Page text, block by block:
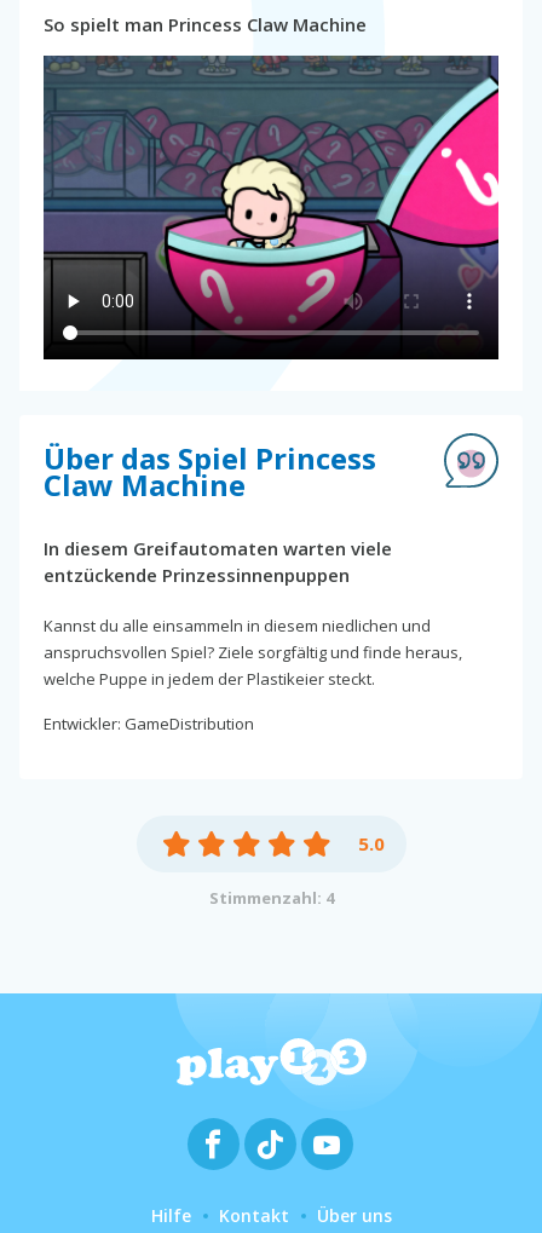
So spielt man Princess Claw Machine
Über das Spiel Princess
Claw Machine
In diesem Greifautomaten warten viele
entzückende Prinzessinnenpuppen
Kannst du alle einsammeln in diesem niedlichen und
anspruchsvollen Spiel? Ziele sorgfältig und finde heraus,
welche Puppe in jedem der Plastikeier steckt.
Entwickler: GameDistribution
5.0
Stimmenzahl: 4
Hilfe Kontakt Über uns